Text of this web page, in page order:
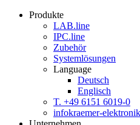
Produkte
LAB.line
IPC.line
Zubehör
Systemlösungen
Language
Deutsch
Englisch
T. +49 6151 6019-0
infokraemer-